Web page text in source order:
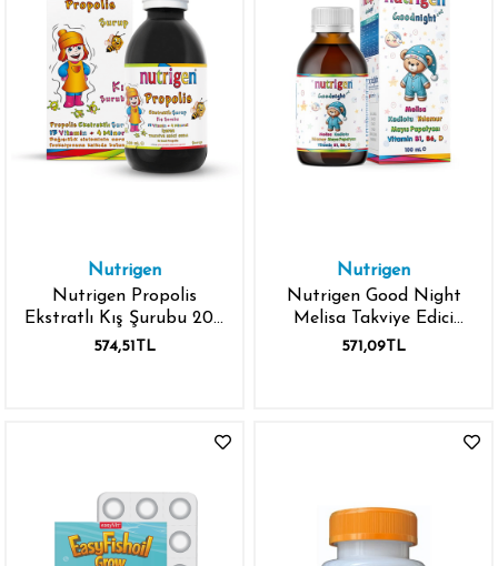
Nutrigen
Nutrigen Propolis
Ekstratlı Kış Şurubu 200
ml
574,51TL
Nutrigen
Nutrigen Good Night
Melisa Takviye Edici
Gıda 100 ml
571,09TL